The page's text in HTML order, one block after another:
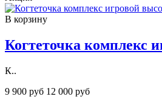
В корзину
Когтеточка комплекс
К..
9 900 руб 12 000 руб